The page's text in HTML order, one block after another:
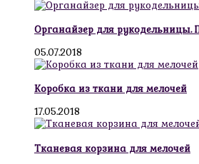
Органайзер для рукодельницы.
05.07.2018
Коробка из ткани для мелочей
17.05.2018
Тканевая корзина для мелочей